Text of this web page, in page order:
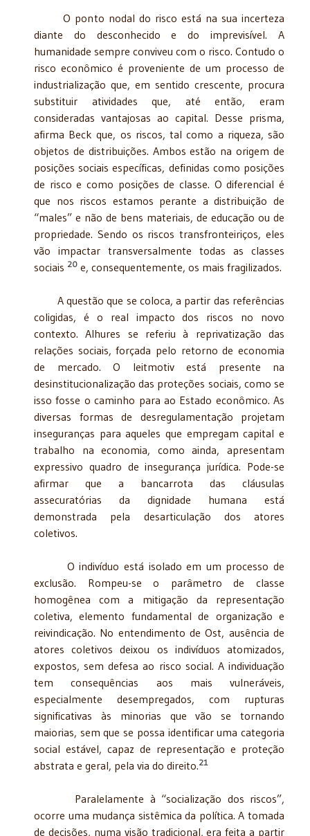
O ponto nodal do risco está na sua incerteza
diante do desconhecido e do imprevisível. A
humanidade sempre conviveu com o risco. Contudo o
risco econômico é proveniente de um processo de
industrialização que, em sentido crescente, procura
substituir atividades que, até então, eram
consideradas vantajosas ao capital. Desse prisma,
afirma Beck que, os riscos, tal como a riqueza, são
objetos de distribuições. Ambos estão na origem de
posições sociais específicas, definidas como posições
de risco e como posições de classe. O diferencial é
que nos riscos estamos perante a distribuição de
“males” e não de bens materiais, de educação ou de
propriedade. Sendo os riscos transfronteiriços, eles
vão impactar transversalmente todas as classes
sociais 20 e, consequentemente, os mais fragilizados.
A questão que se coloca, a partir das referências
coligidas, é o real impacto dos riscos no novo
contexto. Alhures se referiu à reprivatização das
relações sociais, forçada pelo retorno de economia
de mercado. O leitmotiv está presente na
desinstitucionalização das proteções sociais, como se
isso fosse o caminho para ao Estado econômico. As
diversas formas de desregulamentação projetam
inseguranças para aqueles que empregam capital e
trabalho na economia, como ainda, apresentam
expressivo quadro de insegurança jurídica. Pode-se
afirmar que a bancarrota das cláusulas
assecuratórias da dignidade humana está
demonstrada pela desarticulação dos atores
coletivos.
O indivíduo está isolado em um processo de
exclusão. Rompeu-se o parâmetro de classe
homogênea com a mitigação da representação
coletiva, elemento fundamental de organização e
reivindicação. No entendimento de Ost, ausência de
atores coletivos deixou os indivíduos atomizados,
expostos, sem defesa ao risco social. A individuação
tem consequências aos mais vulneráveis,
especialmente desempregados, com rupturas
significativas às minorias que vão se tornando
maiorias, sem que se possa identificar uma categoria
social estável, capaz de representação e proteção
abstrata e geral, pela via do direito.21
Paralelamente à “socialização dos riscos”,
ocorre uma mudança sistêmica da política. A tomada
de decisões, numa visão tradicional, era feita a partir